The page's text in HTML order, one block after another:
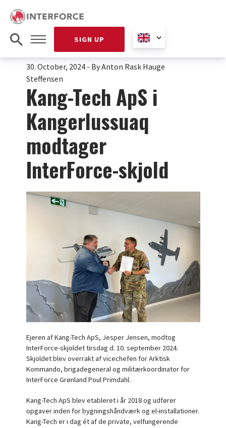
SIGN UP
30. October, 2024- By Anton Rask Hauge
Steffensen
Kang-Tech ApS i
Kangerlussuaq
modtager
InterForce-skjold
Ejeren af Kang-Tech ApS, Jesper Jensen, modtog
InterForce-skjoldet tirsdag d. 10. september 2024.
Skjoldet blev overrakt af vicechefen for Arktisk
Kommando, brigadegeneral og militærkoordinator for
InterForce Grønland Poul Primdahl.
Kang-Tech ApS blev etableret i år 2018 og udfører
opgaver inden for bygningshåndværk og el-installationer.
Kang-Tech er i dag ét af de private, velfungerende